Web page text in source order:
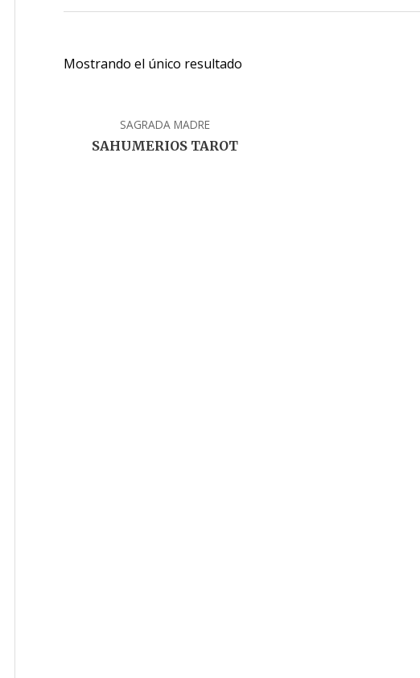
Mostrando el único resultado
SAGRADA MADRE
SAHUMERIOS TAROT